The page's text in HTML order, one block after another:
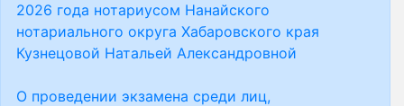
2026 года нотариусом Нанайского
нотариального округа Хабаровского края
Кузнецовой Натальей Александровной
О проведении экзамена среди лиц,